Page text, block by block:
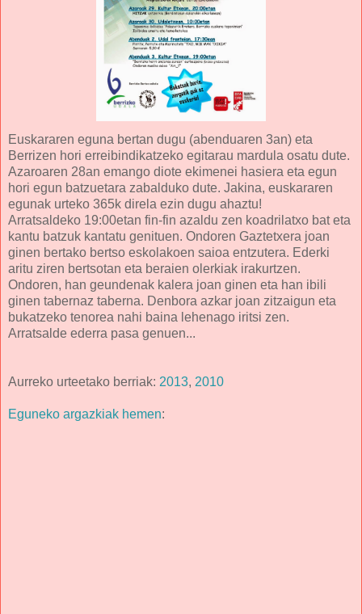
Euskararen eguna bertan dugu (abenduaren 3an) eta
Berrizen hori erreibindikatzeko egitarau mardula osatu dute.
Azaroaren 28an emango diote ekimenei hasiera eta egun
hori egun batzuetara zabalduko dute. Jakina, euskararen
egunak urteko 365k direla ezin dugu ahaztu!
Arratsaldeko 19:00etan fin-fin azaldu zen koadrilatxo bat eta
kantu batzuk kantatu genituen. Ondoren Gaztetxera joan
ginen bertako bertso eskolakoen saioa entzutera. Ederki
aritu ziren bertsotan eta beraien olerkiak irakurtzen.
Ondoren, han geundenak kalera joan ginen eta han ibili
ginen tabernaz taberna. Denbora azkar joan zitzaigun eta
bukatzeko tenorea nahi baina lehenago iritsi zen.
Arratsalde ederra pasa genuen...
Aurreko urteetako berriak: 2013, 2010
Eguneko argazkiak hemen: